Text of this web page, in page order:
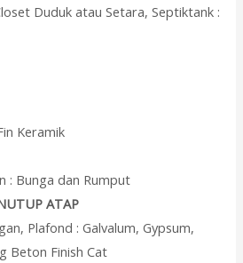
Duduk atau Setara, Septiktank :
Keramik
: Bunga dan Rumput
ATAP
Plafond : Galvalum, Gypsum,
Beton Finish Cat